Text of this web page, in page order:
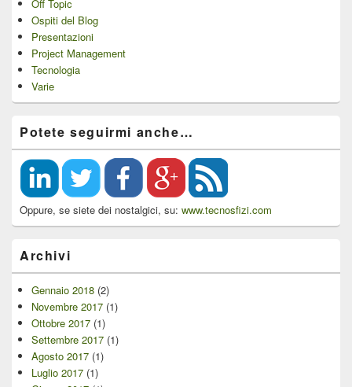
Off Topic
Ospiti del Blog
Presentazioni
Project Management
Tecnologia
Varie
Potete seguirmi anche…
Oppure, se siete dei nostalgici, su: www.tecnosfizi.com
Archivi
Gennaio 2018 (2)
Novembre 2017 (1)
Ottobre 2017 (1)
Settembre 2017 (1)
Agosto 2017 (1)
Luglio 2017 (1)